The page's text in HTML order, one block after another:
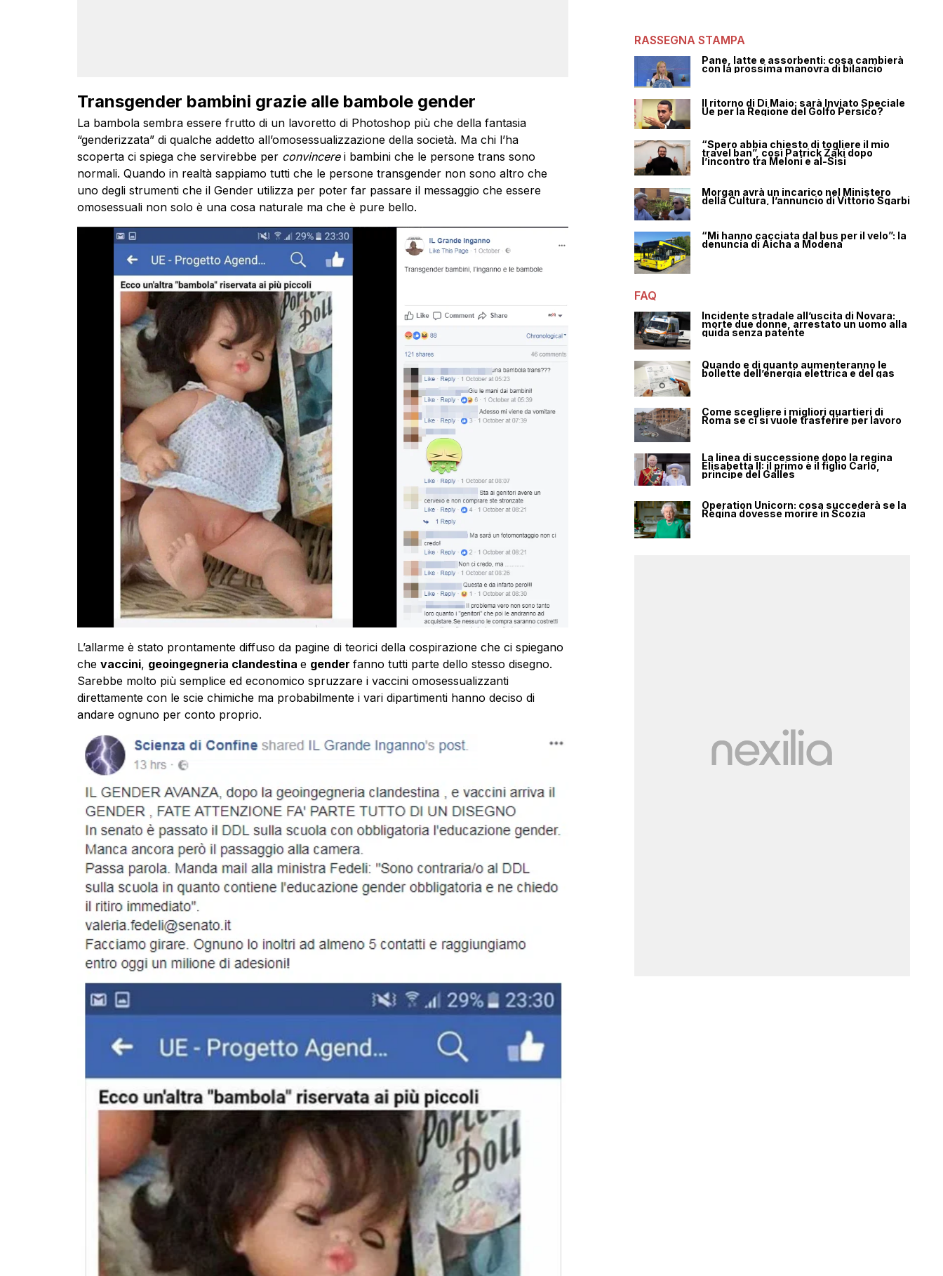
Transgender bambini grazie alle bambole gender
La bambola sembra essere frutto di un lavoretto di Photoshop più che della fantasia
“genderizzata” di qualche addetto all’omosessualizzazione della società. Ma chi l’ha
scoperta ci spiega che servirebbe per convincere i bambini che le persone trans sono
normali. Quando in realtà sappiamo tutti che le persone transgender non sono altro che
uno degli strumenti che il Gender utilizza per poter far passare il messaggio che essere
omosessuali non solo è una cosa naturale ma che è pure bello.
L’allarme è stato prontamente diffuso da pagine di teorici della cospirazione che ci spiegano
che vaccini, geoingegneria clandestina e gender fanno tutti parte dello stesso disegno.
Sarebbe molto più semplice ed economico spruzzare i vaccini omosessualizzanti
direttamente con le scie chimiche ma probabilmente i vari dipartimenti hanno deciso di
andare ognuno per conto proprio.
RASSEGNA STAMPA
Pane, latte e assorbenti: cosa cambierà
con la prossima manovra di bilancio
Il ritorno di Di Maio: sarà Inviato Speciale
Ue per la Regione del Golfo Persico?
“Spero abbia chiesto di togliere il mio
travel ban”, così Patrick Zaki dopo
l’incontro tra Meloni e al-Sisi
Morgan avrà un incarico nel Ministero
della Cultura, l’annuncio di Vittorio Sgarbi
“Mi hanno cacciata dal bus per il velo”: la
denuncia di Aicha a Modena
FAQ
Incidente stradale all’uscita di Novara:
morte due donne, arrestato un uomo alla
guida senza patente
Quando e di quanto aumenteranno le
bollette dell’energia elettrica e del gas
Come scegliere i migliori quartieri di
Roma se ci si vuole trasferire per lavoro
La linea di successione dopo la regina
Elisabetta II: il primo è il figlio Carlo,
principe del Galles
Operation Unicorn: cosa succederà se la
Regina dovesse morire in Scozia